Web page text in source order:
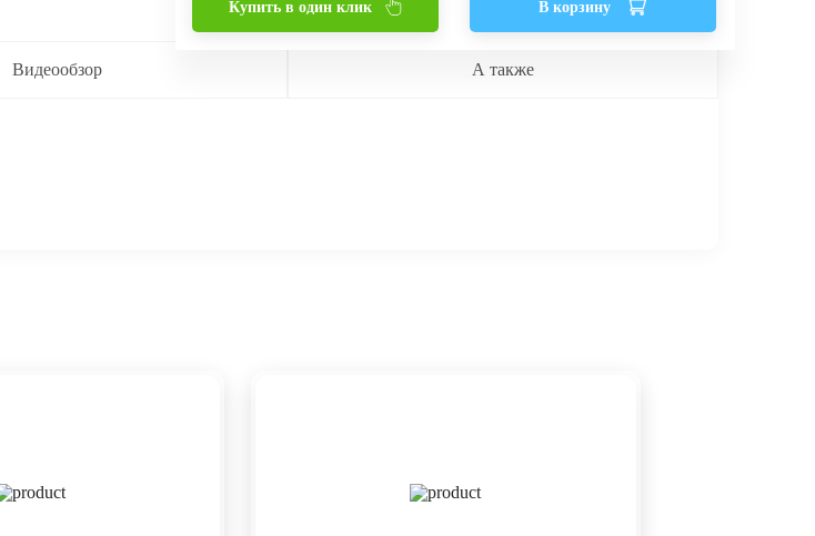
Купить в один клик В корзину
Видеообзор А также